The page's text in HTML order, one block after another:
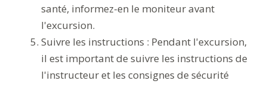
santé, informez-en le moniteur avant
l'excursion.
Suivre les instructions : Pendant l'excursion,
il est important de suivre les instructions de
l'instructeur et les consignes de sécurité